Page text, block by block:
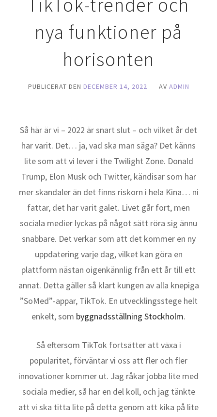
TikTok-trender och
nya funktioner på
horisonten
PUBLICERAT DEN DECEMBER 14, 2022 AV ADMIN
Så här är vi – 2022 är snart slut – och vilket år det
har varit. Det… ja, vad ska man säga? Det känns
lite som att vi lever i the Twilight Zone. Donald
Trump, Elon Musk och Twitter, kändisar som har
mer skandaler än det finns riskorn i hela Kina… ni
fattar, det har varit galet. Livet går fort, men
sociala medier lyckas på något sätt röra sig ännu
snabbare. Det verkar som att det kommer en ny
uppdatering varje dag, vilket kan göra en
plattform nästan oigenkännlig från ett år till ett
annat. Detta gäller så klart kungen av alla knepiga
”SoMed”-appar, TikTok. En utvecklingsstege helt
enkelt, som byggnadsställning Stockholm.
Så eftersom TikTok fortsätter att växa i
popularitet, förväntar vi oss att fler och fler
innovationer kommer ut. Jag råkar jobba lite med
sociala medier, så har en del koll, och jag tänkte
att vi ska titta lite på detta genom att kika på lite